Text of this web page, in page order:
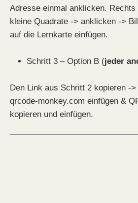
Adresse einmal anklicken.
kleine Quadrate -> anklicken ->
auf die Lernkarte einfügen.
Schritt 3 – Option B (jeder
Den Link aus Schritt 2 kopieren -
qrcode-monkey.com einfügen &
kopieren und einfügen.